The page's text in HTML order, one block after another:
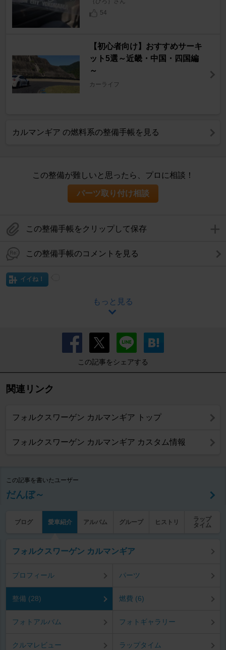
54
【初心者向け】おすすめサーキ
ット5選～近畿・中国・四国編
～
カーライフ
カルマンギア の燃料系の整備手帳を見る
この整備が難しいと思ったら、プロに相談！
パーツ取り付け相談
この整備手帳をクリップして保存
この整備手帳のコメントを見る
イイね！
もっと見る
この記事をシェアする
関連リンク
フォルクスワーゲン カルマンギア トップ
フォルクスワーゲン カルマンギア カスタム情報
この記事を書いたユーザー
だんぼ～
ブログ 愛車紹介 アルバム グループ ヒストリ
ラップ
タイム
フォルクスワーゲン カルマンギア
プロフィール パーツ
整備 (28) 燃費 (6)
フォトアルバム フォトギャラリー
クルマレビュー ラップタイム